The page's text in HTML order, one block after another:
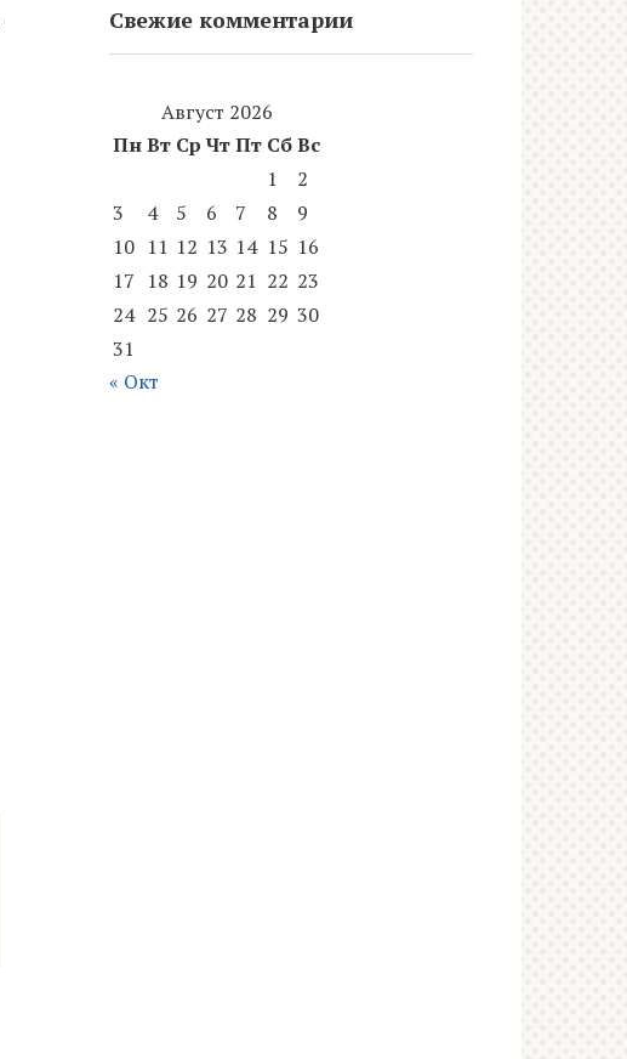
Свежие комментарии
Август 2026
ПнВт Ср ЧтПт СбВс
1
2
3
4 5 6 7 8
9
10 11 12 13 14 15 16
17 18 19 20 21 22 23
24 25 26 27 28 29 30
31
« Окт